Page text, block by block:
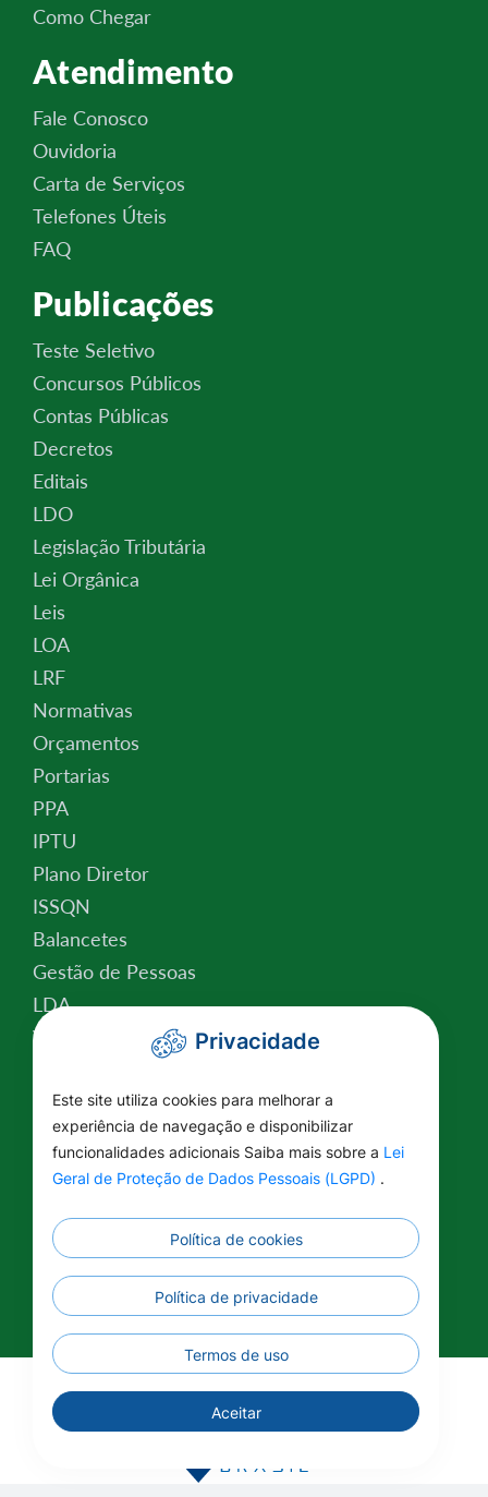
Como Chegar
Atendimento
Fale Conosco
Ouvidoria
Carta de Serviços
Telefones Úteis
FAQ
Publicações
Teste Seletivo
Concursos Públicos
Contas Públicas
Decretos
Editais
LDO
Legislação Tributária
Lei Orgânica
Leis
LOA
LRF
Normativas
Orçamentos
Portarias
PPA
IPTU
Plano Diretor
ISSQN
Balancetes
Gestão de Pessoas
LDA
Valor da Terra Nua
Relatório de Atividades
Plano Estratégico Institucional
Lei Federal nº 14.129/2021
Educação
Renuncia Fiscal
Informações Complementares
©2026 - Prefeitura Municipal - União do Sul - MT -
Todos os direitos reservados
Privacidade
Este site utiliza cookies para melhorar a
experiência de navegação e disponibilizar
funcionalidades adicionais Saiba mais sobre a Lei
Geral de Proteção de Dados Pessoais (LGPD) .
Política de cookies
Política de privacidade
Termos de uso
Aceitar